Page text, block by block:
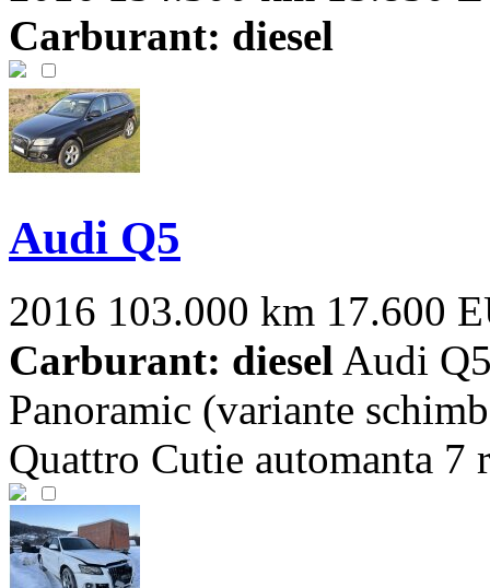
Carburant: diesel
Audi Q5
2016 103.000 km 17.600
Carburant: diesel Audi
Panoramic (variante
Quattro Cutie automanta 7